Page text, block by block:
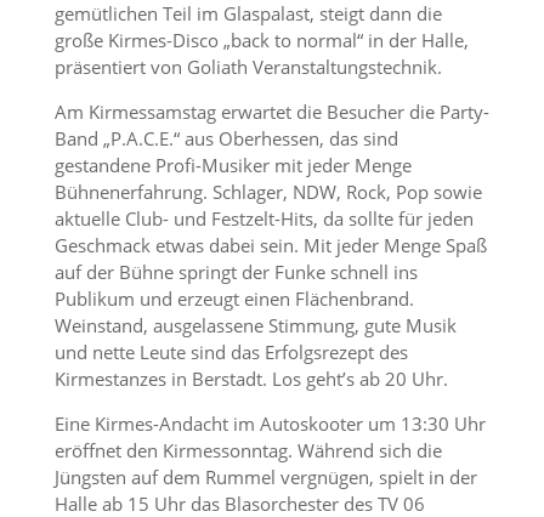
gemütlichen Teil im Glaspalast, steigt dann die
große Kirmes-Disco „back to normal“ in der Halle,
präsentiert von Goliath Veranstaltungstechnik.
Am Kirmessamstag erwartet die Besucher die Party-
Band „P.A.C.E.“ aus Oberhessen, das sind
gestandene Profi-Musiker mit jeder Menge
Bühnenerfahrung. Schlager, NDW, Rock, Pop sowie
aktuelle Club- und Festzelt-Hits, da sollte für jeden
Geschmack etwas dabei sein. Mit jeder Menge Spaß
auf der Bühne springt der Funke schnell ins
Publikum und erzeugt einen Flächenbrand.
Weinstand, ausgelassene Stimmung, gute Musik
und nette Leute sind das Erfolgsrezept des
Kirmestanzes in Berstadt. Los geht’s ab 20 Uhr.
Eine Kirmes-Andacht im Autoskooter um 13:30 Uhr
eröffnet den Kirmessonntag. Während sich die
Jüngsten auf dem Rummel vergnügen, spielt in der
Halle ab 15 Uhr das Blasorchester des TV 06